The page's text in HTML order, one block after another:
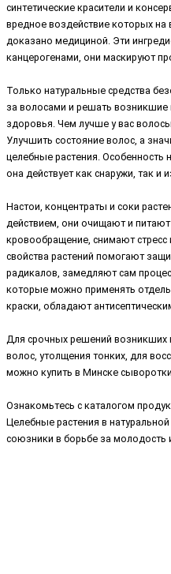
синтетические красители и
вредное воздействие которых
доказано медициной. Эти
канцерогенами, они маскируют
Только натуральные средства
за волосами и решать
здоровья. Чем лучше у вас
Улучшить состояние волос, а
целебные растения. Особенность
она действует как снаружи, так и
Настои, концентраты и соки
действием, они очищают и
кровообращение, снимают
свойства растений помогают
радикалов, замедляют сам
которые можно применять
краски, обладают
Для срочных решений возникших
волос, утолщения тонких, для
можно купить в Минске сыворотки
Ознакомьтесь с каталогом
Целебные растения в
союзники в борьбе за молодость